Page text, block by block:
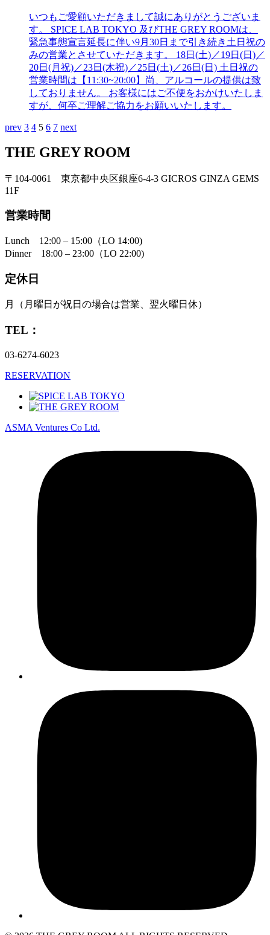
いつもご愛顧いただきまして誠にありがとうございま
す。 SPICE LAB TOKYO 及びTHE GREY ROOMは、
緊急事態宣言延長に伴い9月30日まで引き続き土日祝の
みの営業とさせていただきます。 18日(土)／19日(日)／
20日(月祝)／23日(木祝)／25日(土)／26日(日) 土日祝の
営業時間は【11:30~20:00】尚、アルコールの提供は致
しておりません。 お客様にはご不便をおかけいたしま
すが、何卒ご理解ご協力をお願いいたします。
prev 3 4 5 6 7 next
THE GREY ROOM
〒104-0061 東京都中央区銀座6-4-3 GICROS GINZA GEMS
11F
営業時間
Lunch 12:00 – 15:00（LO 14:00)
Dinner 18:00 – 23:00（LO 22:00)
定休日
月（月曜日が祝日の場合は営業、翌火曜日休）
TEL：
03-6274-6023
RESERVATION
ASMA Ventures Co Ltd.